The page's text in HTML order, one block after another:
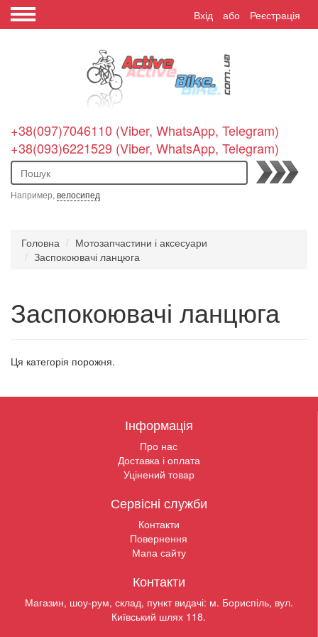
Вхід або Реєстрація
+38(097)7046110 (Viber, WhatsApp, Telegram)
+38(093)6221529 (Viber, WhatsApp, Telegram)
Пошук
Например, велосипед
Головна
Мотозапчастини і аксесуари
Заспокоювачі ланцюга
Заспокоювачі ланцюга
Ця категорія порожня.
Інформація
Про нас
Доставка і оплата
Уцінений товар
Сервісні служби
Контакти
Повернення
Мапа сайту
Контакти
Магазин, шоу-рум, склад, пункт видачі: м. Бориспіль, вул.
Київський шлях 118.